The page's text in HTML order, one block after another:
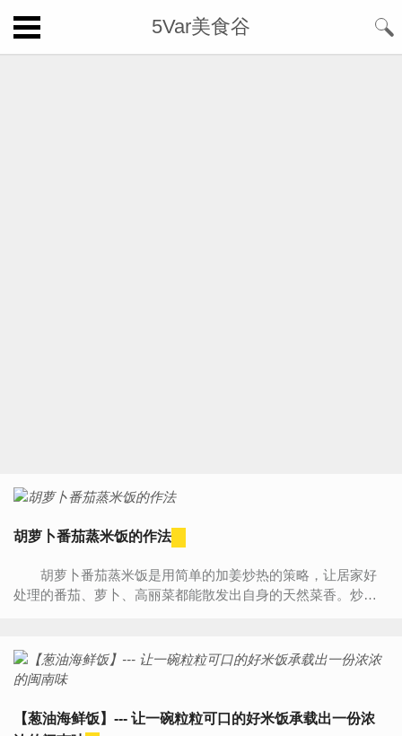
5Var美食谷
胡萝卜番茄蒸米饭的作法
胡萝卜番茄蒸米饭是用简单的加姜炒热的策略，让居家好
处理的番茄、萝卜、高丽菜都能散发出自身的天然菜香。炒热
【葱油海鲜饭】--- 让一碗粒粒可口的好米饭承载出一份浓